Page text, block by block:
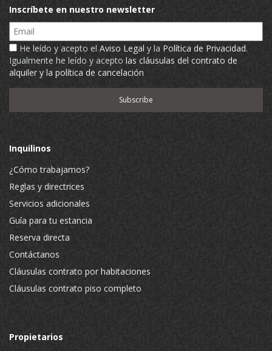
Inscríbete en nuestro newsletter
Email
He leído y acepto el Aviso Legal y la Política de Privacidad.
Igualmente he leído y acepto las cláusulas del contrato de
alquiler y la política de cancelación
Inquilinos
¿Cómo trabajamos?
Reglas y directrices
Servicios adicionales
Guía para tu estancia
Reserva directa
Contáctanos
Cláusulas contrato por habitaciones
Cláusulas contrato piso completo
Propietarios